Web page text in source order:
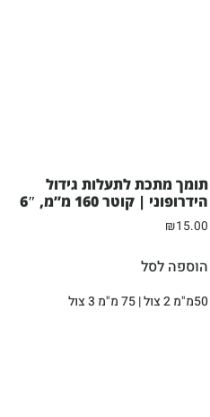
תומך מתכת לתעלות גידול
הידרופוני | קוטר 160 מ”מ, 6″
₪15.00
הוספה לסל
50מ"מ 2 צול | 75 מ"מ 3 צול